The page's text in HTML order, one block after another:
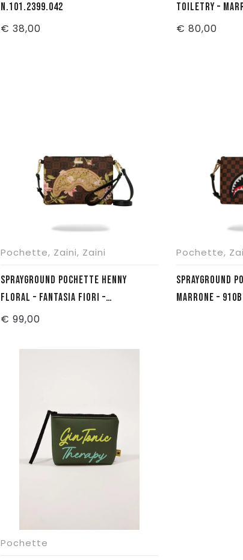
N.101.2399.042
€ 38,00
TOILETRY –
€ 80,00
Pochette, Zaini, Zaini
SPRAYGROUND POCHETTE HENNY
FLORAL – FANTASIA FIORI –
910B8998NSZ
€ 99,00
Pochette,
SPRAYGROUND
MARRONE –
Pochette